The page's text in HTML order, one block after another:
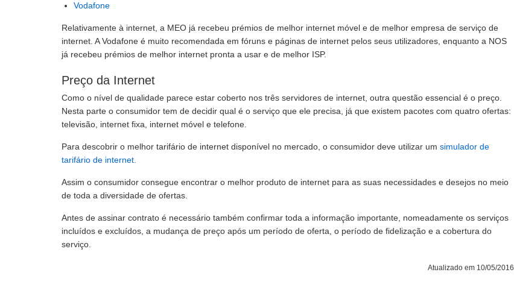
Vodafone
Relativamente à internet, a MEO já recebeu prémios de melhor internet móvel e de melhor empresa de serviço de
internet. A Vodafone é muito recomendada em fóruns e páginas de internet pelos seus utilizadores, enquanto a NOS
já recebeu prémios de melhor internet pronta a usar e de melhor ISP.
Preço da Internet
Como o nível de qualidade parece estar coberto nos três servidores de internet, outra questão essencial é o preço.
Nesta parte o consumidor tem de decidir qual é o serviço que ele precisa, já que existem pacotes com quatro ofertas:
televisão, internet fixa, internet móvel e telefone.
Para descobrir o melhor tarifário de internet disponível no mercado, o consumidor deve utilizar um simulador de
tarifário de internet
Assim o consumidor consegue encontrar o melhor produto de internet para as suas necessidades e desejos no meio
de toda a diversidade de ofertas.
Antes de assinar contrato é necessário também confirmar toda a informação importante, nomeadamente os serviços
incluídos e excluídos, a mudança de preço após um período de oferta, o período de fidelização e a cobertura do
serviço.
Atualizado em 10/05/2016